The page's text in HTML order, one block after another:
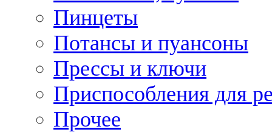
Пинцеты
Потансы и пуансоны
Прессы и ключи
Приспособления для
Прочее